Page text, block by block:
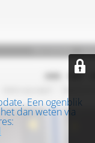
Een ogenblik
dan weten via